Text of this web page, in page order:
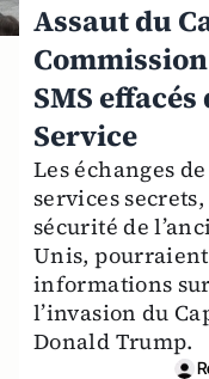
Assaut du
SMS
Service
Les échanges
services
sécurité de
Unis,
informations
l’invasion du
Donald Trump.